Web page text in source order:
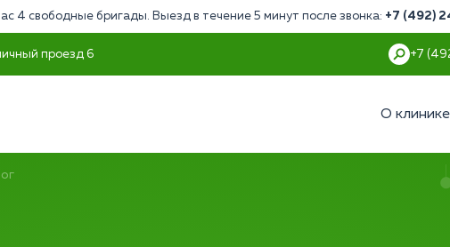
4 свободные бригады. Выезд в течение 5 минут после звонка: +7 (492)
проезд 6 +7
О клинике